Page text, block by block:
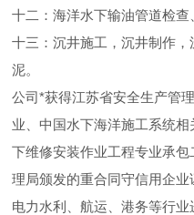
十二：海洋水下输油管道检查
十三：沉井施工，沉井制作
泥。
公司*获得江苏省安全生产管
业、中国水下海洋施工系统
下维修安装作业工程专业承
理局颁发的重合同守信用企
电力水利、航运、港务等行